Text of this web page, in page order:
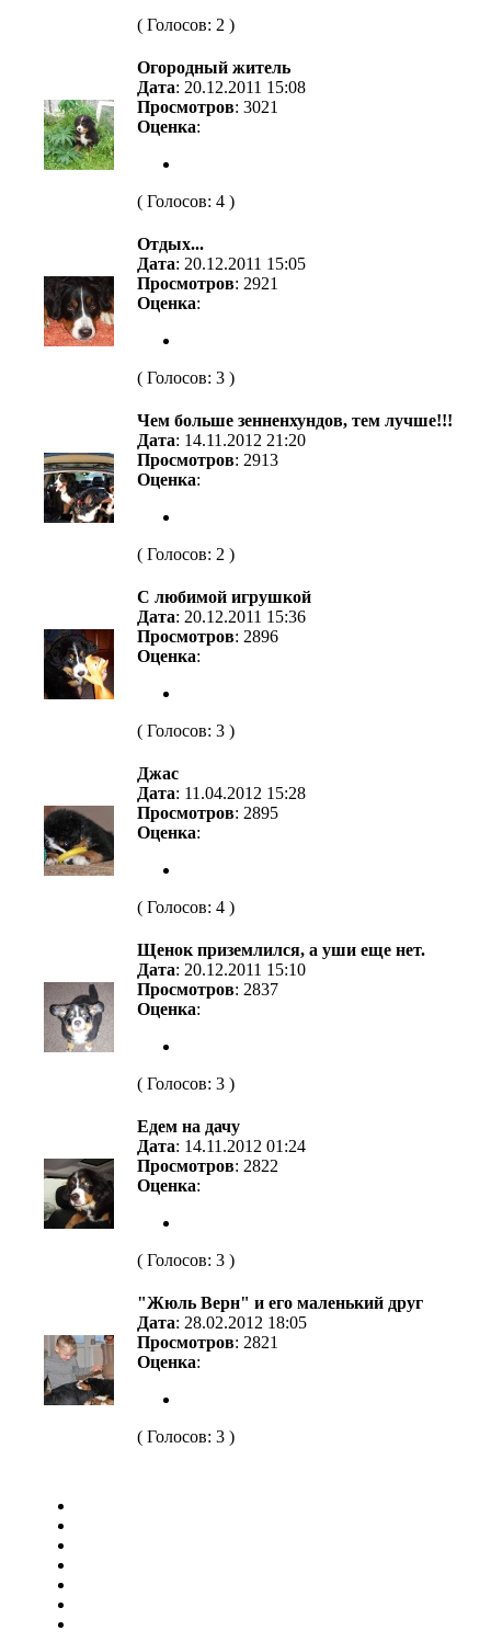
( Голосов: 2 )
Огородный житель
Дата: 20.12.2011 15:08
Просмотров: 3021
Оценка:
( Голосов: 4 )
Отдых...
Дата: 20.12.2011 15:05
Просмотров: 2921
Оценка:
( Голосов: 3 )
Чем больше зенненхундов, тем лучше!!!
Дата: 14.11.2012 21:20
Просмотров: 2913
Оценка:
( Голосов: 2 )
С любимой игрушкой
Дата: 20.12.2011 15:36
Просмотров: 2896
Оценка:
( Голосов: 3 )
Джас
Дата: 11.04.2012 15:28
Просмотров: 2895
Оценка:
( Голосов: 4 )
Щенок приземлился, а уши еще нет.
Дата: 20.12.2011 15:10
Просмотров: 2837
Оценка:
( Голосов: 3 )
Едем на дачу
Дата: 14.11.2012 01:24
Просмотров: 2822
Оценка:
( Голосов: 3 )
"Жюль Верн" и его маленький друг
Дата: 28.02.2012 18:05
Просмотров: 2821
Оценка:
( Голосов: 3 )